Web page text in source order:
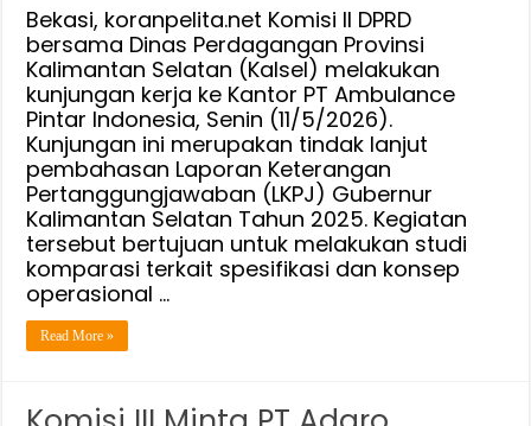
Mobil
Toko
Keliling
Bekasi, koranpelita.net Komisi II DPRD
bersama Dinas Perdagangan Provinsi
Kalimantan Selatan (Kalsel) melakukan
kunjungan kerja ke Kantor PT Ambulance
Pintar Indonesia, Senin (11/5/2026).
Kunjungan ini merupakan tindak lanjut
pembahasan Laporan Keterangan
Pertanggungjawaban (LKPJ) Gubernur
Kalimantan Selatan Tahun 2025. Kegiatan
tersebut bertujuan untuk melakukan studi
komparasi terkait spesifikasi dan konsep
operasional …
Read More »